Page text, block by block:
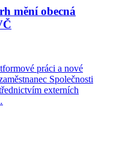
mění obecná
práci a nové
Společnosti
externích